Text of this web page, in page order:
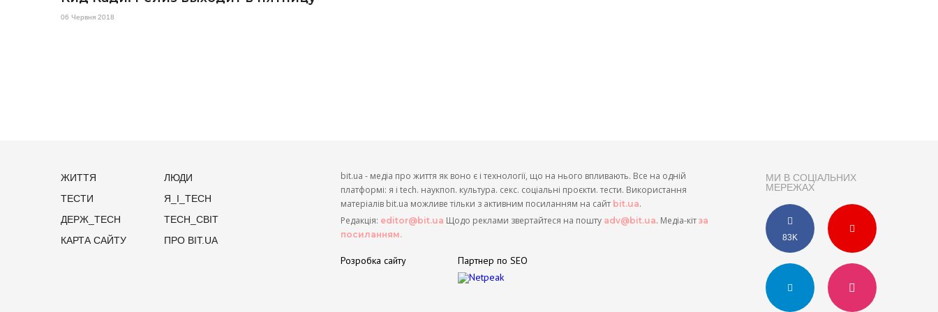
06 Червня 2018
ЖИТТЯ
ЛЮДИ
ТЕСТИ
Я_І_TECH
ДЕРЖ_TECH
TECH_СВІТ
КАРТА САЙТУ
ПРО BIT.UA
МИ В СОЦІАЛЬНИХ
МЕРЕЖАХ
83K
bit.ua - медіа про життя як воно є і технології, що на нього впливають. Все на одній
платформі: я і tech. наукпоп. культура. секс. соціальні проєкти. тести. Використання
матеріалів bit.ua можливе тільки з активним посиланням на сайт bit.ua.
Редакція: editor@bit.ua Щодо реклами звертайтеся на пошту adv@bit.ua. Медіа-кіт за
посиланням.
Розробка сайту Партнер по SEO